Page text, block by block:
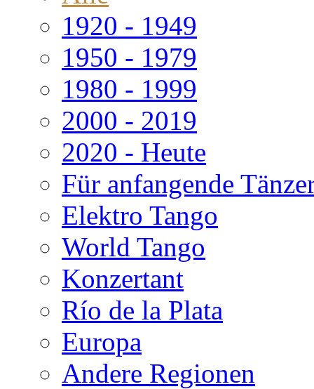
1920 - 1949
1950 - 1979
1980 - 1999
2000 - 2019
2020 - Heute
Für anfangende
Elektro Tango
World Tango
Konzertant
Río de la Plata
Europa
Andere Regionen